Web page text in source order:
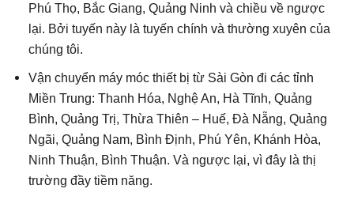
Phú Thọ, Bắc Giang, Quảng Ninh và chiều về ngược
lại. Bởi tuyến này là tuyến chính và thường xuyên của
chúng tôi.
Vận chuyển máy móc thiết bị từ Sài Gòn đi các tỉnh
Miền Trung: Thanh Hóa, Nghệ An, Hà Tĩnh, Quảng
Bình, Quảng Trị, Thừa Thiên – Huế, Đà Nẵng, Quảng
Ngãi, Quảng Nam, Bình Định, Phú Yên, Khánh Hòa,
Ninh Thuận, Bình Thuận. Và ngược lại, vì đây là thị
trường đầy tiềm năng.